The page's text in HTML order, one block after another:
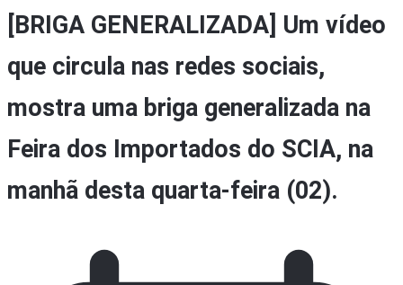
[BRIGA GENERALIZADA] Um vídeo
que circula nas redes sociais,
mostra uma briga generalizada na
Feira dos Importados do SCIA, na
manhã desta quarta-feira (02).